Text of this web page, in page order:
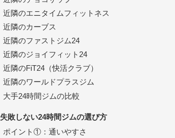
近隣のエニタイムフィットネス
近隣のカーブス
近隣のファストジム24
近隣のジョイフィット24
近隣のFiT24（快活クラブ）
近隣のワールドプラスジム
大手24時間ジムの比較
失敗しない24時間ジムの選び方
ポイント①：通いやすさ